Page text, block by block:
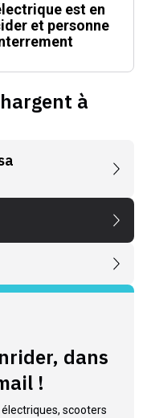
est en
et personne
à
dans
!
scooters